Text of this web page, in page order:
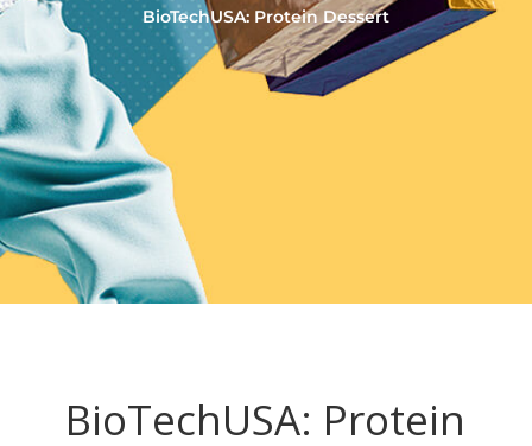
BioTechUSA: Protein Dessert
BioTechUSA: Protein